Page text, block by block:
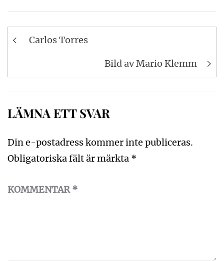
Inläggsnavigering
Carlos Torres
Bild av Mario Klemm
LÄMNA ETT SVAR
Din e-postadress kommer inte publiceras.
Obligatoriska fält är märkta *
KOMMENTAR*